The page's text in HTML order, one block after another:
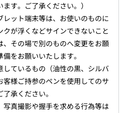
す。ご了承ください。）
ット端末等は、お使いのものに
が浮くなどサインできないこと
、その場で別のものへ変更をお願
をお願いいたします。
しているもの（油性の黒、シルバ
様ご持参のペンを使用してのサ
承ください。
写真撮影や握手を求める行為等は